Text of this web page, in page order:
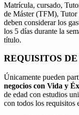
Matrícula, cursado,
de Máster (TFM),
deben considerar los
los 5 días durante la
título.
REQUISITOS
Únicamente pueden
negocios con Vida y
de edad con estudios
con todos los requisitos